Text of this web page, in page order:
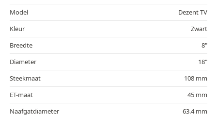
Model
Dezent TV
Kleur
Zwart
Breedte
8"
Diameter
18"
Steekmaat
108 mm
ET-maat
45 mm
Naafgatdiameter
63.4 mm